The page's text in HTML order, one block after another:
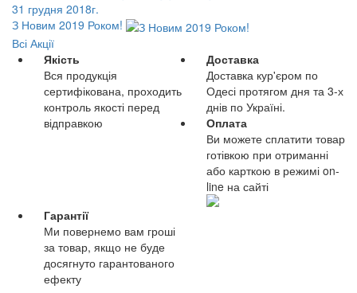
31 грудня 2018г.
З Новим 2019 Роком!
Всі Акції
Якість
Вся продукція
сертифікована, проходить
контроль якості перед
відправкою
Доставка
Доставка кур'єром по
Одесі протягом дня та 3-х
днів по Україні.
Оплата
Ви можете сплатити товар
готівкою при отриманні
або карткою в режимі on-
line на сайті
Гарантії
Ми повернемо вам гроші
за товар, якщо не буде
досягнуто гарантованого
ефекту